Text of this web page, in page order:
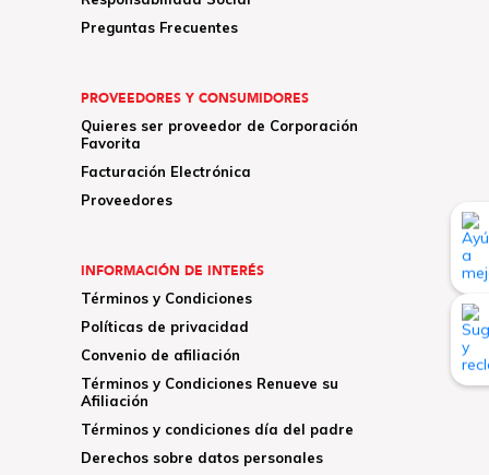
Preguntas Frecuentes
PROVEEDORES Y CONSUMIDORES
Quieres ser proveedor de Corporación
Favorita
Facturación Electrónica
Proveedores
INFORMACIÓN DE INTERÉS
Términos y Condiciones
Políticas de privacidad
Convenio de afiliación
Términos y Condiciones Renueve su
Afiliación
Términos y condiciones día del padre
Derechos sobre datos personales